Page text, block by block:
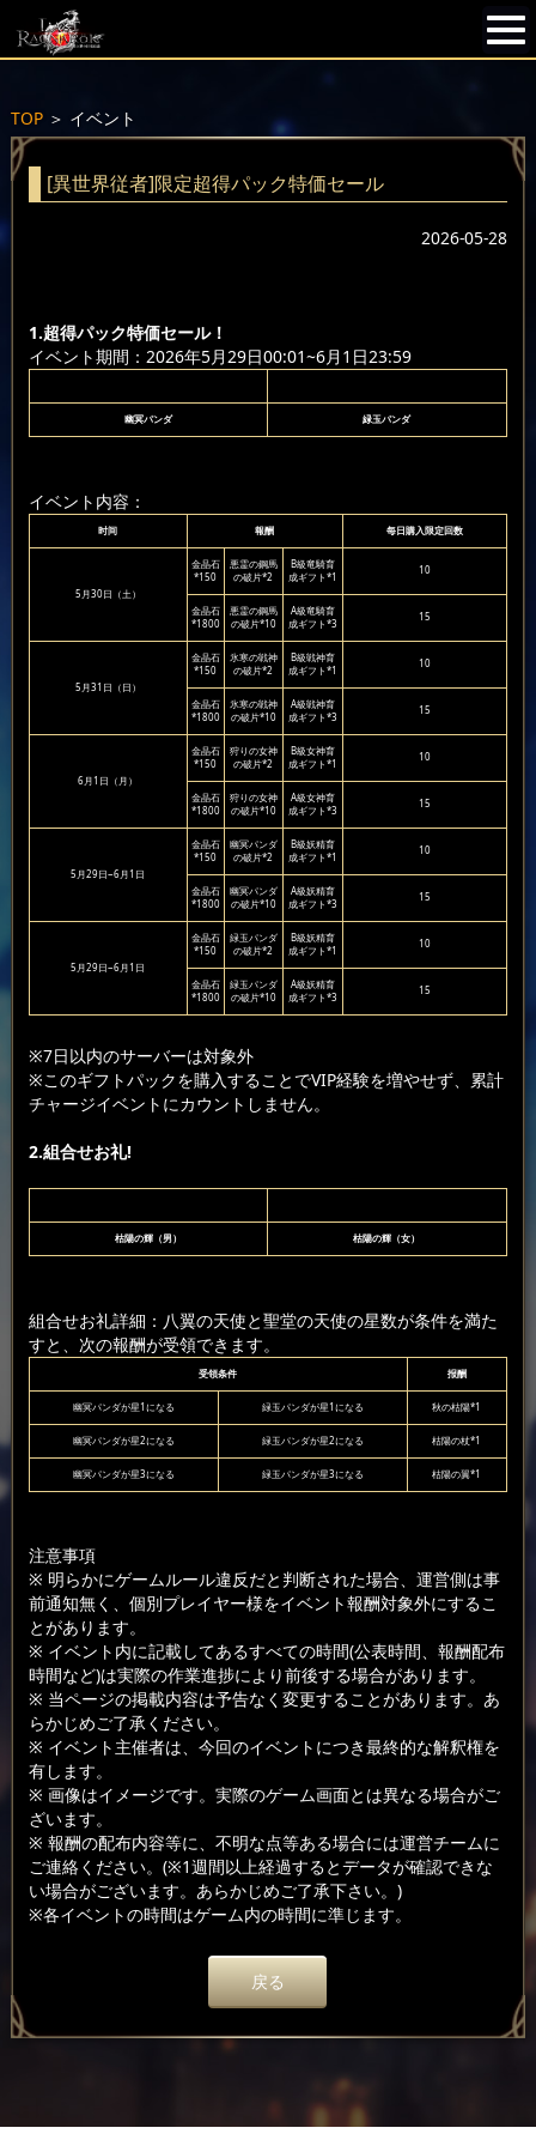
TOP＞ イベント
[異世界従者]限定超得パック特価セール
2026-05-28
1.超得パック特価セール！
イベント期間：2026年5月29日00:01~6月1日23:59
幽冥パンダ 緑玉パンダ
イベント内容：
时间 報酬 每日購入限定回数
5月30日（土）
金晶石
*150
悪霊の鋼馬
の破片*2
B級竜騎育
成ギフト*1
10
金晶石
*1800
悪霊の鋼馬
の破片*10
A級竜騎育
成ギフト*3
15
5月31日（日）
金晶石
*150
氷寒の戦神
の破片*2
B級戦神育
成ギフト*1
10
金晶石
*1800
氷寒の戦神
の破片*10
A級戦神育
成ギフト*3
15
6月1日（月）
金晶石
*150
狩りの女神
の破片*2
B級女神育
成ギフト*1
10
金晶石
*1800
狩りの女神
の破片*10
A級女神育
成ギフト*3
15
5月29日~6月1日
金晶石
*150
幽冥パンダ
の破片*2
B級妖精育
成ギフト*1
10
金晶石
*1800
幽冥パンダ
の破片*10
A級妖精育
成ギフト*3
15
5月29日~6月1日
金晶石
*150
緑玉パンダ
の破片*2
B級妖精育
成ギフト*1
10
金晶石
*1800
緑玉パンダ
の破片*10
A級妖精育
成ギフト*3
15
※7日以内のサーバーは対象外
※このギフトパックを購入することでVIP経験を増やせず、累計
チャージイベントにカウントしません。
2.組合せお礼!
枯陽の輝（男） 枯陽の輝（女）
組合せお礼詳細：八翼の天使と聖堂の天使の星数が条件を満た
すと、次の報酬が受領できます。
受領条件 报酬
幽冥パンダが星1になる 緑玉パンダが星1になる 秋の枯陽*1
幽冥パンダが星2になる 緑玉パンダが星2になる 枯陽の杖*1
幽冥パンダが星3になる 緑玉パンダが星3になる 枯陽の翼*1
注意事項
※ 明らかにゲームルール違反だと判断された場合、運営側は事
前通知無く、個別プレイヤー様をイベント報酬対象外にするこ
とがあります。
※ イベント内に記載してあるすべての時間(公表時間、報酬配布
時間など)は実際の作業進捗により前後する場合があります。
※ 当ページの掲載内容は予告なく変更することがあります。あ
らかじめご了承ください。
※ イベント主催者は、今回のイベントにつき最終的な解釈権を
有します。
※ 画像はイメージです。実際のゲーム画面とは異なる場合がご
ざいます。
※ 報酬の配布内容等に、不明な点等ある場合には運営チームに
ご連絡ください。(※1週間以上経過するとデータが確認できな
い場合がございます。あらかじめご了承下さい。)
※各イベントの時間はゲーム内の時間に準じます。
戻る